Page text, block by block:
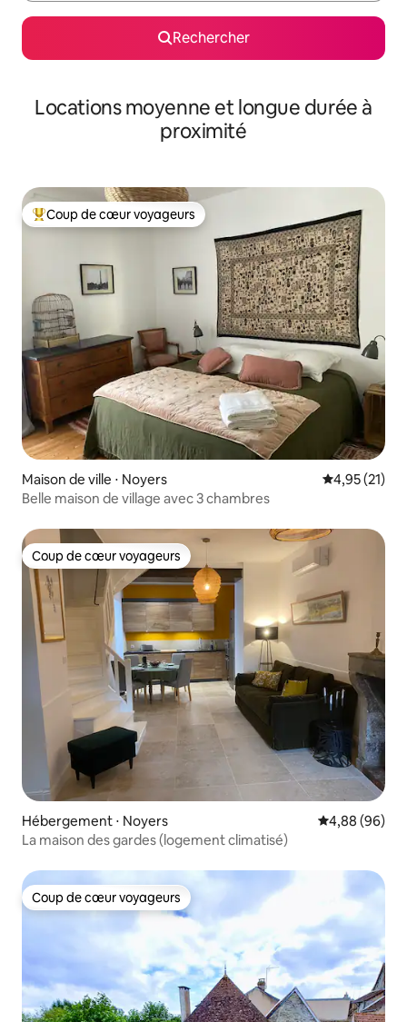
Rechercher
Locations moyenne et longue durée à
proximité
Coups de cœur voyageurs les plus appréciés
Coup de cœur voyageurs
Maison de ville ⋅ Noyers Évaluation
4,95 (21)
Belle maison de village avec 3 chambres
Coup de cœur voyageurs
Coup de cœur voyageurs
Hébergement ⋅ Noyers Évaluation
4,88 (96)
La maison des gardes (logement climatisé)
Coup de cœur voyageurs
Coup de cœur voyageurs